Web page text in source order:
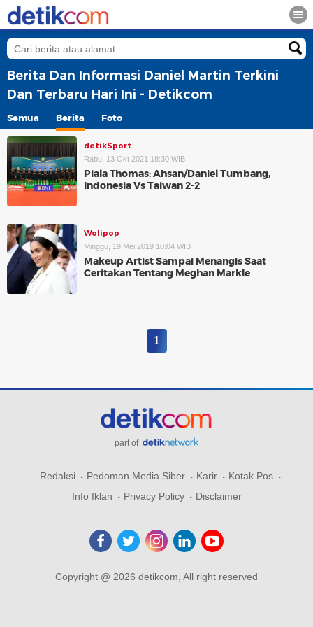
Berita Dan Informasi Daniel Martin Terkini
Dan Terbaru Hari Ini - Detikcom
Semua Berita Foto
detikSport
Rabu, 13 Okt 2021 18:30 WIB
Piala Thomas: Ahsan/Daniel Tumbang,
Indonesia Vs Taiwan 2-2
Wolipop
Minggu, 19 Mei 2019 10:04 WIB
Makeup Artist Sampai Menangis Saat
Ceritakan Tentang Meghan Markle
1
part of
Redaksi Pedoman Media Siber Karir
Kotak Pos
Info Iklan
Privacy Policy Disclaimer
Copyright @ 2026 detikcom, All right reserved